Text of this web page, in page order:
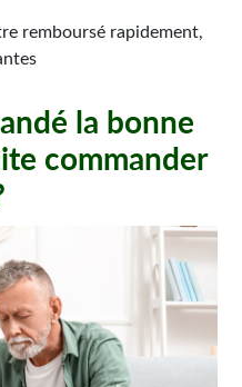
remboursé rapidement,
la bonne
commander